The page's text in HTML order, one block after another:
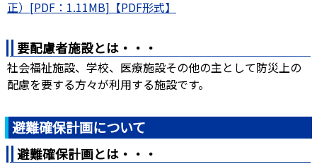
正）[PDF：1.11MB]
要配慮者施設とは・・・
社会福祉施設、学校、医療施設その他の主として防災上の
配慮を要する方々が利用する施設です。
避難確保計画について
避難確保計画とは・・・